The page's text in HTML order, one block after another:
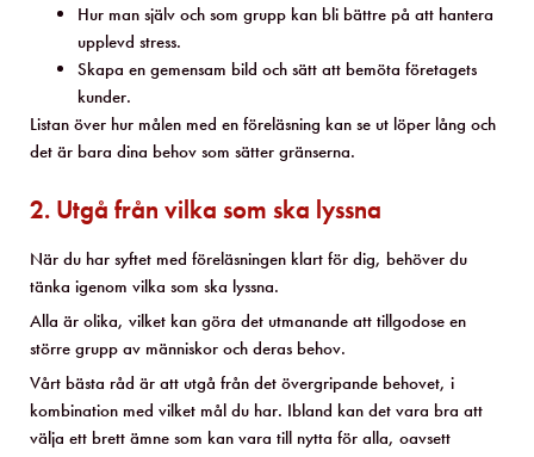
Hur man själv och som grupp kan bli bättre på att hantera
upplevd stress.
Skapa en gemensam bild och sätt att bemöta företagets
kunder.
Listan över hur målen med en föreläsning kan se ut löper lång och
det är bara dina behov som sätter gränserna.
2. Utgå från vilka som ska lyssna
När du har syftet med föreläsningen klart för dig, behöver du
tänka igenom vilka som ska lyssna.
Alla är olika, vilket kan göra det utmanande att tillgodose en
större grupp av människor och deras behov.
Vårt bästa råd är att utgå från det övergripande behovet, i
kombination med vilket mål du har. Ibland kan det vara bra att
välja ett brett ämne som kan vara till nytta för alla, oavsett